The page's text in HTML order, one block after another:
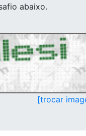
abaixo.
[trocar